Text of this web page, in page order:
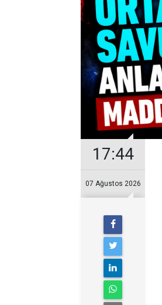
17:44
07 Ağustos 2026